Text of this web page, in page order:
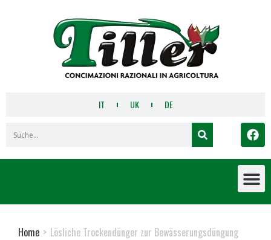
IT UK DE
Home > Lösliche Trockendünger zur Bewässerungsdüngung